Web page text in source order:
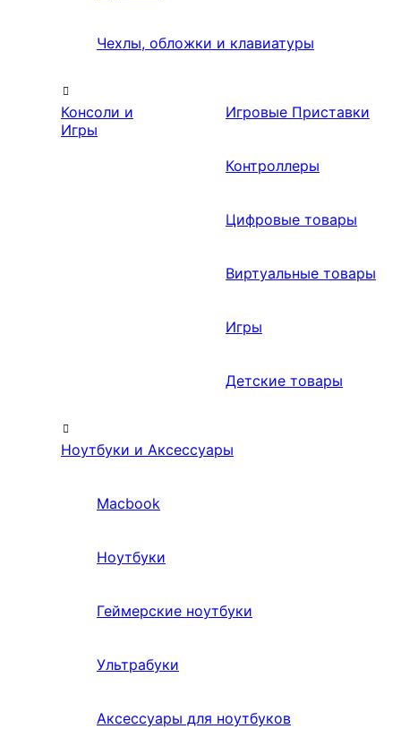
Чехлы, обложки и клавиатуры
Консоли и
Игры
Игровые Приставки
Контроллеры
Цифровые товары
Виртуальные товары
Игры
Детские товары
Ноутбуки и Аксессуары
Macbook
Ноутбуки
Геймерские ноутбуки
Ультрабуки
Аксессуары для ноутбуков